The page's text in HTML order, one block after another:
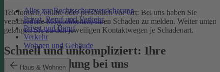
Alles zur Rechtsschutzversicherung
Privat, Beruf und Verkehr
Privat und Beruf
Verkehr
Wohnen und Gebäude
Haus & Wohnen
Telefonisch, online oder persönlich vor Ort: Bei uns haben Sie
verschiedene Möglichkeiten, Ihren Schaden zu melden. Weiter unten
gelangen Sie zu den jeweiligen Kontaktwegen je Schadenart.
Schnell und unkompliziert: Ihre
Schadenmeldung bei uns